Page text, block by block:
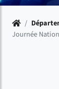
Accueil
/
Journée